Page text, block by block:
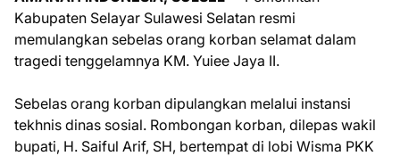
Kabupaten Selayar Sulawesi Selatan resmi
memulangkan sebelas orang korban selamat dalam
tragedi tenggelamnya KM. Yuiee Jaya II.
Sebelas orang korban dipulangkan melalui instansi
tekhnis dinas sosial. Rombongan korban, dilepas wakil
bupati, H. Saiful Arif, SH, bertempat di lobi Wisma PKK